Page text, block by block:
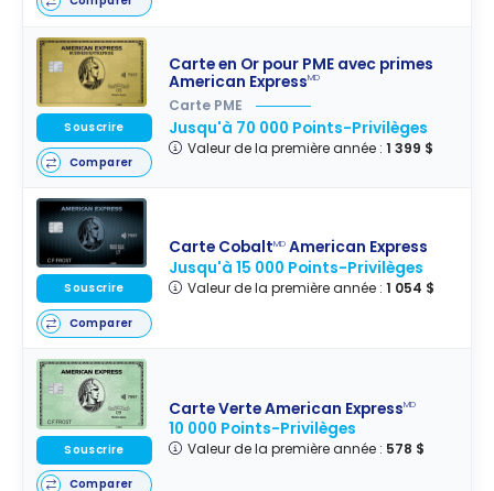
Carte en Or pour PME avec primes
American ExpressMD
Carte PME
Jusqu'à 70 000 Points-Privilèges
Valeur de la première année : 1 399 $
Souscrire
Comparer
Carte CobaltMD American Express
Jusqu'à 15 000 Points-Privilèges
Valeur de la première année : 1 054 $
Souscrire
Comparer
Carte Verte American ExpressMD
10 000 Points-Privilèges
Valeur de la première année : 578 $
Souscrire
Comparer